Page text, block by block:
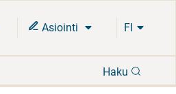
Asiointi FI
Haku